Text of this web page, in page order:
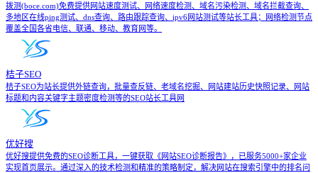
拨测(boce.com)免费提供网站速度测试、网络速度检测、域名污染检测、域名拦截查询、
多地区在线ping测试、dns查询、路由跟踪查询、ipv6网站测试等站长工具；网络检测节点
覆盖全国各省电信、联通、移动、教育网等。
桔子SEO
桔子SEO为站长提供外链查询，批量查反链、老域名挖掘、网站建站历史快照记录、网站
标题和内容关键字主题密度检测等的SEO站长工具网
优好搜
优好搜提供免费的SEO诊断工具，一键获取《网站SEO诊断报告》，已服务5000+家企业
实现首页展示。通过深入的技术检测和精准的策略制定，解决网站在搜索引擎中的排名问